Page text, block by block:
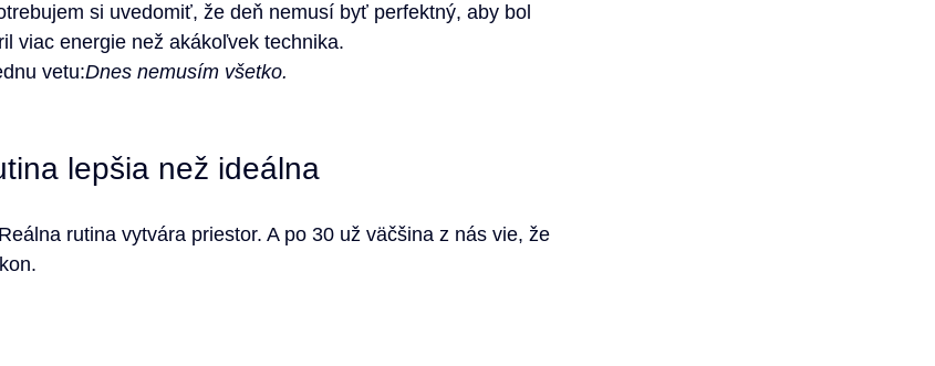
si uvedomiť, že deň nemusí byť perfektný, aby bol
viac energie než akákoľvek technika.
vetu:Dnes nemusím všetko.
lepšia než ideálna
rutina vytvára priestor. A po 30 už väčšina z nás vie, že